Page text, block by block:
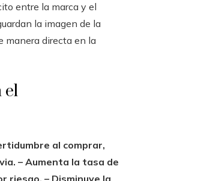
entre la marca y el
la imagen de la
manera directa en la
el
al comprar,
– Aumenta la tasa de